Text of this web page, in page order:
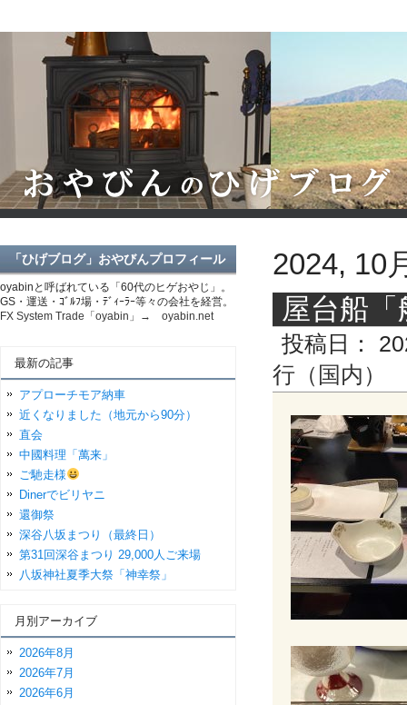
2024, 10
屋台船
投稿日：
行（国内）
「ひげブログ」おやびんプロフィール
oyabinと呼ばれている「60代のヒゲおやじ」。
GS・運送・ｺﾞﾙﾌ場・ﾃﾞｨｰﾗｰ等々の会社を経営。
FX System Trade「oyabin」→ oyabin.net
最新の記事
アプローチモア納車
近くなりました（地元から90分）
直会
中國料理「萬来」
ご馳走様
Dinerでビリヤニ
還御祭
深谷八坂まつり（最終日）
第31回深谷まつり 29,000人ご来場
八坂神社夏季大祭「神幸祭」
月別アーカイブ
2026年8月
2026年7月
2026年6月